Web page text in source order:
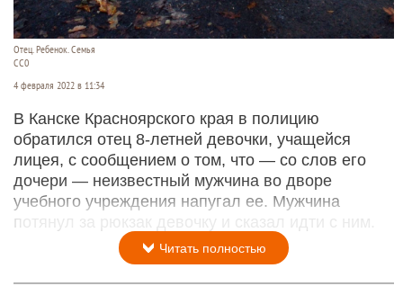
Отец. Ребенок. Семья
СС0
4 февраля 2022 в 11:34
В Канске Красноярского края в полицию
обратился отец 8-летней девочки, учащейся
лицея, с сообщением о том, что — со слов его
дочери — неизвестный мужчина во дворе
учебного учреждения напугал ее. Мужчина
потянул за рюкзак девочку и сказал идти с ним.
Читать полностью